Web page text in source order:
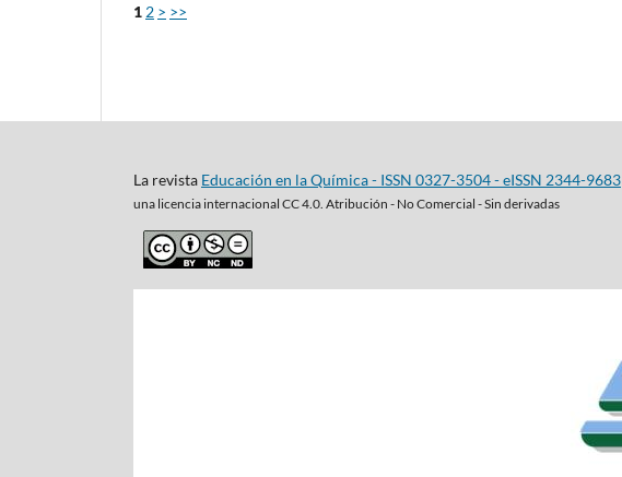
1 2 > >>
La revista Educación en la Química - ISSN 0327-3504 - eISSN 2344-9683
una licencia internacional CC 4.0. Atribución - No Comercial - Sin derivadas